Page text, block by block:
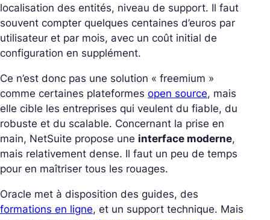
localisation des entités, niveau de support. Il faut
souvent compter quelques centaines d’euros par
utilisateur et par mois, avec un coût initial de
configuration en supplément.
Ce n’est donc pas une solution « freemium »
comme certaines plateformes open source, mais
elle cible les entreprises qui veulent du fiable, du
robuste et du scalable. Concernant la prise en
main, NetSuite propose une interface moderne,
mais relativement dense. Il faut un peu de temps
pour en maîtriser tous les rouages.
Oracle met à disposition des guides, des
formations en ligne, et un support technique. Mais